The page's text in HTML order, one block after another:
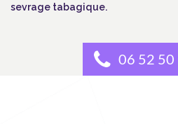
sevrage tabagique.
06 52 50